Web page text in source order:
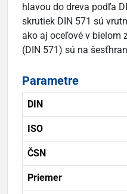
hlavou do dreva podľa
skrutiek DIN 571 sú
ako aj oceľové v bielom
(DIN 571) sú na
Parametre
DIN
ISO
ČSN
Priemer